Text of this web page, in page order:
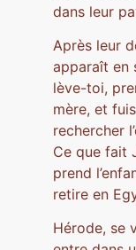
dans leur
Après leur
apparaît en
lève-toi,
mère, et
rechercher
Ce que fait
prend
retire en
Hérode, se